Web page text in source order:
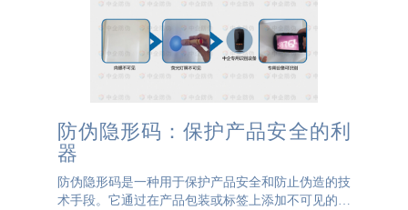
防伪隐形码：保护产品安全的利
器
防伪隐形码是一种用于保护产品安全和防止伪造的技
术手段。它通过在产品包装或标签上添加不可见的特